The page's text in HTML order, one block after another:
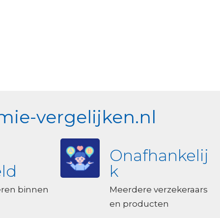
vergelijken.nl
binnen
Onafhankelij
k
Meerdere verzekeraars
en producten